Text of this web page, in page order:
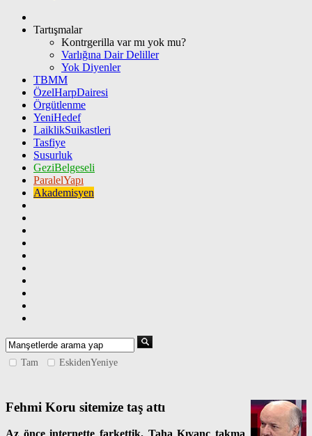
Tartışmalar
Kontrgerilla var mı yok mu?
Varlığına Dair Deliller
Yok Diyenler
TBMM
ÖzelHarpDairesi
Örgütlenme
YeniHedef
LaiklikSuikastleri
Tasfiye
Susurluk
GeziBelgeseli
ParalelYapı
Akademisyen
Tam EskidenYeniye
Fehmi Koru sitemize taş attı